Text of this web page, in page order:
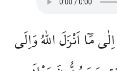
مَٓا اَنْزَلَ اللّٰهُ وَاِلَى